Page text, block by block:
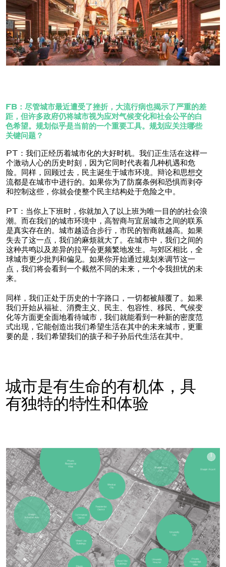
FB：尽管城市最近遭受了挫折，大流行病也揭示了严重的差
距，但许多政府仍将城市视为应对气候变化和社会公平的白
色希望。规划似乎是当前的一个重要工具。规划应关注哪些
关键问题？
PT：我们正经历着城市化的大好时机。我们正生活在这样一
个激动人心的历史时刻，因为它同时代表着几种机遇和危
险。同样，回顾过去，民主诞生于城市环境。辩论和思想交
流都是在城市中进行的。如果你为了防腐条例和恐惧而剥夺
和控制这些，你就会使整个民主结构处于危险之中。
PT：当你上下班时，你就加入了以上班为唯一目的的社会浪
潮。而在我们的城市环境中，高智商与宜居城市之间的联系
是真实存在的。城市越适合步行，市民的智商就越高。如果
失去了这一点，我们的麻烦就大了。在城市中，我们之间的
这种共鸣以及差异的拉平会更频繁地发生。与郊区相比，全
球城市更少批判和偏见。如果你开始通过规划来调节这一
点，我们将会看到一个截然不同的未来，一个令我担忧的未
来。
同样，我们正处于历史的十字路口，一切都被颠覆了。如果
我们开始从福祉、消费主义、民主、包容性、移民、气候变
化等方面更全面地看待城市，我们就能看到一种新的密度范
式出现，它能创造出我们希望生活在其中的未来城市，更重
要的是，我们希望我们的孩子和子孙后代生活在其中。
城市是有生命的有机体，具
有独特的特性和体验